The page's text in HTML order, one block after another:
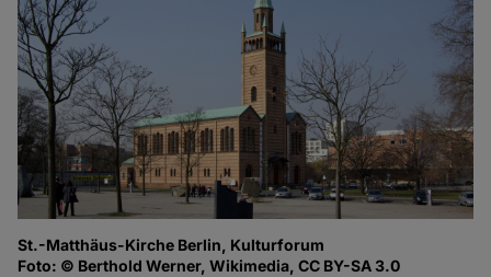
St.-Matthäus-Kirche Berlin, Kulturforum
Foto: © Berthold Werner, Wikimedia, CC BY-SA 3.0